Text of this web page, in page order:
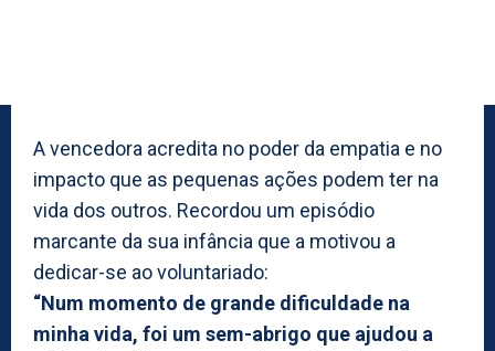
A vencedora acredita no poder da empatia e no
impacto que as pequenas ações podem ter na
vida dos outros. Recordou um episódio
marcante da sua infância que a motivou a
dedicar-se ao voluntariado:
“Num momento de grande dificuldade na
minha vida, foi um sem-abrigo que ajudou a